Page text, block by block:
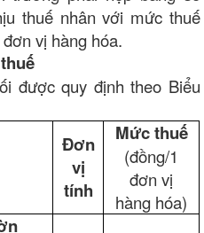
thuế nhân với mức thuế
vị hàng hóa.
được quy định theo Biểu
Đơn
vị
tính
Mức thuế
(đồng/1
đơn vị
hàng hóa)